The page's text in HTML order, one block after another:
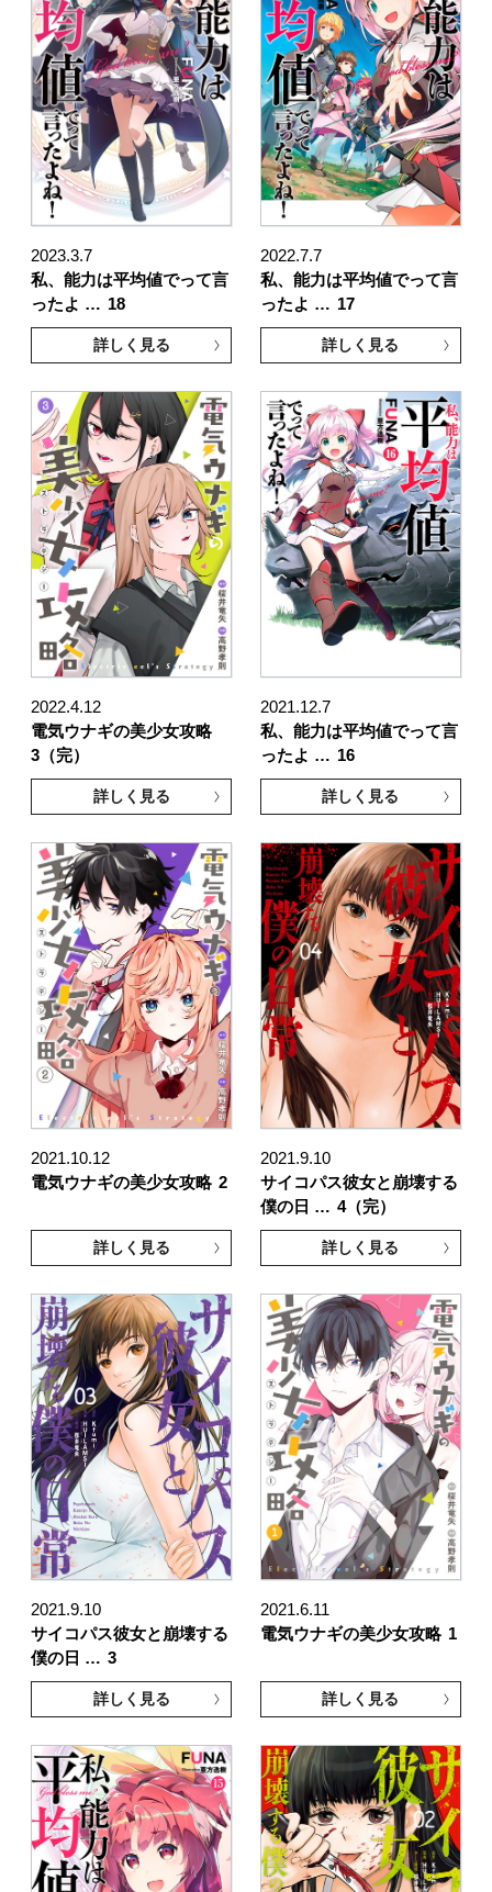
2023.3.7
私、能力は平均値でって言
ったよ … 18
詳しく見る
2022.7.7
私、能力は平均値でって言
ったよ … 17
詳しく見る
2022.4.12
電気ウナギの美少女攻略
3（完）
詳しく見る
2021.12.7
私、能力は平均値でって言
ったよ … 16
詳しく見る
2021.10.12
電気ウナギの美少女攻略 2
詳しく見る
2021.9.10
サイコパス彼女と崩壊する
僕の日 … 4（完）
詳しく見る
2021.9.10
サイコパス彼女と崩壊する
僕の日 … 3
詳しく見る
2021.6.11
電気ウナギの美少女攻略 1
詳しく見る